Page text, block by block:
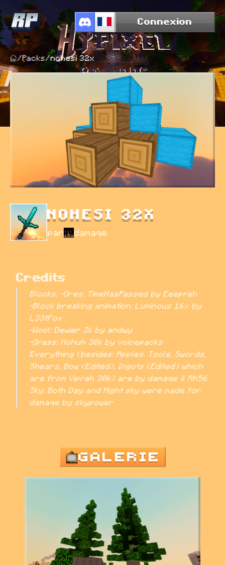
Connexion
/ Packs/nohesi 32x
NOHESI 32X
par damaqe
Credits
Blocks: -Ores: TimeHasPassed by Eeeprah
-Block breaking animation: Luminous 16x by
L33tFox
-Wool: Dewier 2k by andwy
-Grass: Nohuh 30k by voicepacks
Everything (besides: Apples. Tools, Swords,
Shears, Bow (Edited), Ingots (Edited) which
are from Viprah 30k) are by damaqe & Rh56
Sky: Both Day and Night sky were made for
damaqe by skypower
GALERIE